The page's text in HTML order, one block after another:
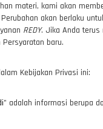
materi, kami akan
akan berlaku
REDY. Jika Anda terus
baru.
Kebijakan Privasi ini:
" adalah informasi berupa